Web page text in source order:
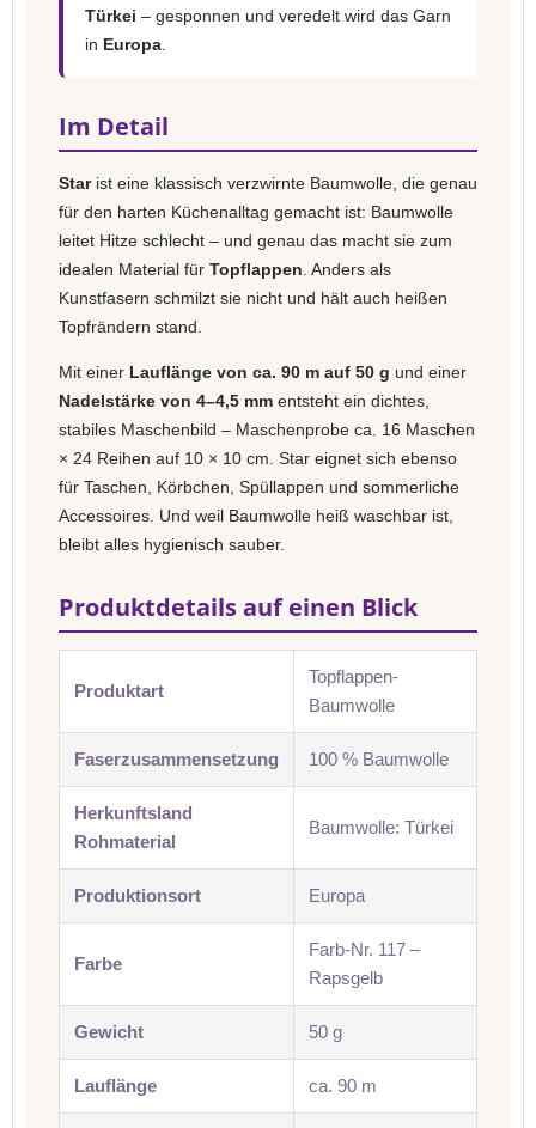
Türkei – gesponnen und veredelt wird das Garn
in Europa
Im Detail
Starist eine klassisch verzwirnte Baumwolle, die genau
für den harten Küchenalltag gemacht ist: Baumwolle
leitet Hitze schlecht – und genau das macht sie zum
idealen Material für Topflappen . Anders als
Kunstfasern schmilzt sie nicht und hält auch heißen
Topfrändern stand.
Mit einer Lauflänge von ca. 90 m auf 50 g und einer
Nadelstärke von 4–4,5 mm entsteht ein dichtes,
stabiles Maschenbild – Maschenprobe ca. 16 Maschen
× 24 Reihen auf 10 × 10 cm. Star eignet sich ebenso
für Taschen, Körbchen, Spüllappen und sommerliche
Accessoires. Und weil Baumwolle heiß waschbar ist,
bleibt alles hygienisch sauber.
Produktdetails auf einen Blick
Produktart
Topflappen-
Baumwolle
Faserzusammensetzung 100 % Baumwolle
Herkunftsland
Rohmaterial
Baumwolle: Türkei
Produktionsort Europa
Farbe
Farb-Nr. 117 –
Rapsgelb
Gewicht 50 g
Lauflänge ca. 90 m